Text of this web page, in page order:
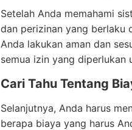
Setelah Anda memahami
dan perizinan yang berlaku
Anda lakukan aman dan
semua izin yang diperlukan
Cari Tahu Tentang
Selanjutnya, Anda harus
berapa biaya yang harus